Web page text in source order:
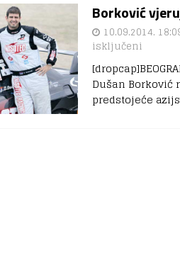
Borković
10.09.2014.
isključeni
Dušan Borković
predstojeće